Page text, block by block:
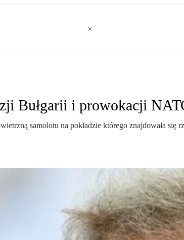
Bułgarii i prowokacji
samolotu na pokładzie którego znajdowała